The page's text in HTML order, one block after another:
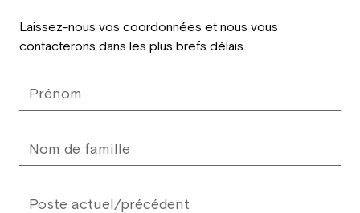
Laissez-nous vos coordonnées et nous vous
contacterons dans les plus brefs délais.